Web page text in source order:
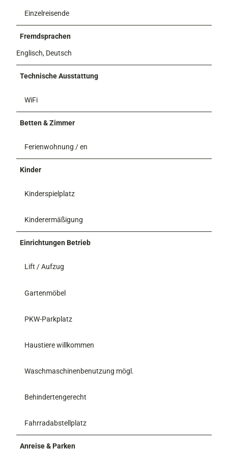
Einzelreisende
Fremdsprachen
Englisch, Deutsch
Technische Ausstattung
WiFi
Betten & Zimmer
Ferienwohnung / en
Kinder
Kinderspielplatz
Kinderermäßigung
Einrichtungen Betrieb
Lift / Aufzug
Gartenmöbel
PKW-Parkplatz
Haustiere willkommen
Waschmaschinenbenutzung mögl.
Behindertengerecht
Fahrradabstellplatz
Anreise & Parken